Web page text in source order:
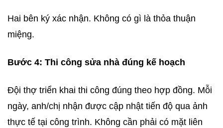
Hai bên ký xác nhận. Không có gì là thỏa thuận
miệng.
Bước 4: Thi công sửa nhà đúng kế hoạch
Đội thợ triển khai thi công đúng theo hợp đồng. Mỗi
ngày, anh/chị nhận được cập nhật tiến độ qua ảnh
thực tế tại công trình. Không cần phải có mặt liên